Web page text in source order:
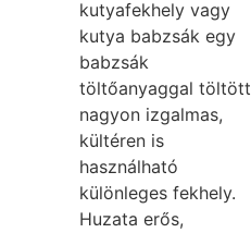
kutyafekhely vagy
kutya babzsák egy
babzsák
töltőanyaggal töltött
nagyon izgalmas,
kültéren is
használható
különleges fekhely.
Huzata erős,